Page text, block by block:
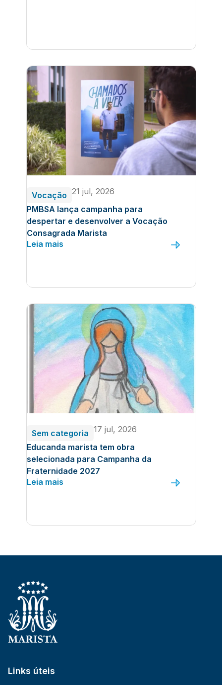
Vocação 21 jul, 2026
PMBSA lança campanha para
despertar e desenvolver a Vocação
Consagrada Marista
Leia mais
Sem categoria 17 jul, 2026
Educanda marista tem obra
selecionada para Campanha da
Fraternidade 2027
Leia mais
Links úteis